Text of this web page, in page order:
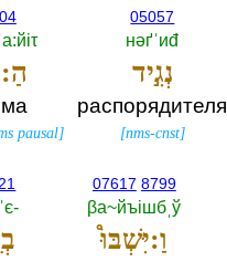
05057
нәґˈиđ
נְגִ֣יד
распорядителя
[nms-cnst]
pausal]
07617 8799
βа~йъiшбˌў
וַ:יִּשְׁבּוּ֩